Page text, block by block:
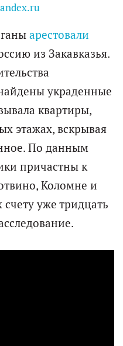
арестовали
из Закавказья.
украденные
квартиры,
этажах, вскрывая
По данным
причастны к
Коломне и
уже тридцать